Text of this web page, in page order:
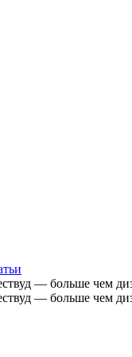
— больше чем
— больше чем